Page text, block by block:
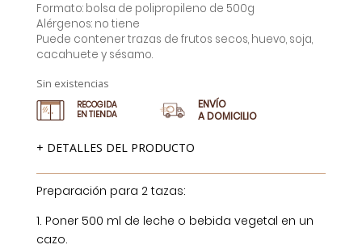
Formato: bolsa de polipropileno de 500g
Alérgenos: no tiene
Puede contener trazas de frutos secos, huevo, soja,
cacahuete y sésamo.
Sin existencias
RECOGIDA
EN TIENDA
ENVÍO
A DOMICILIO
+ DETALLES DEL PRODUCTO
Preparación para 2 tazas:
1. Poner 500 ml de leche o bebida vegetal en un
cazo.